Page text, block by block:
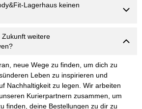
Lagerhaus keinen
Zukunft weitere
neue Wege zu finden, um dich zu
Leben zu inspirieren und
Nachhaltigkeit zu legen. Wir arbeiten
Kurierpartnern zusammen, um
finden, deine Bestellungen zu dir zu